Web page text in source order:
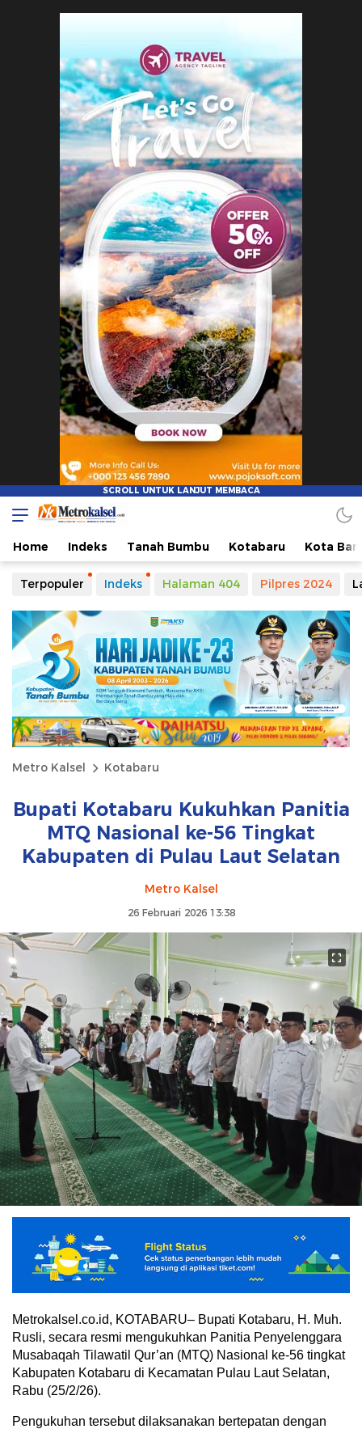
Home Indeks Tanah Bumbu Kotabaru Kota
Terpopuler Indeks Halaman 404 Pilpres 2024
Metro Kalsel Kotabaru
Bupati Kotabaru Kukuhkan Panitia
MTQ Nasional ke-56 Tingkat
Kabupaten di Pulau Laut Selatan
Metro Kalsel
26 Februari 2026 13:38
Metrokalsel.co.id, KOTABARU– Bupati Kotabaru, H. Muh.
Rusli, secara resmi mengukuhkan Panitia Penyelenggara
Musabaqah Tilawatil Qur’an (MTQ) Nasional ke-56 tingkat
Kabupaten Kotabaru di Kecamatan Pulau Laut Selatan,
Rabu (25/2/26).
Pengukuhan tersebut dilaksanakan bertepatan dengan